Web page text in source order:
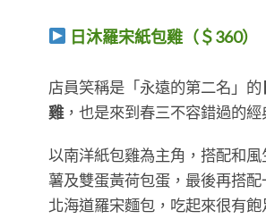
日沐羅宋紙包雞（＄360）
​​​​​​​店員笑稱是「永遠的第二名」的
雞，也是來到春三不容錯過的經
以南洋紙包雞為主角，搭配和
薯及雙蛋黃荷包蛋，最後再搭
北海道羅宋麵包，吃起來很有